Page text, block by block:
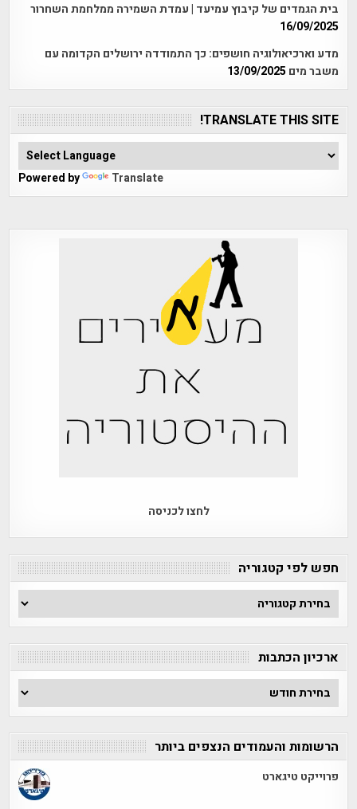
בית הגמדים של קיבוץ עמיעד | עמדת השמירה ממלחמת השחרור
16/09/2025
מדע וארכיאולוגיה חושפים: כך התמודדה ירושלים הקדומה עם
משבר מים 13/09/2025
TRANSLATE THIS SITE!
Powered by Translate
לחצו לכניסה
חפש לפי קטגוריה
חפש
לפי
ארכיון הכתבות
ארכיון
הכתבות
הרשומות והעמודים הנצפים ביותר
פרוייקט טיגארט